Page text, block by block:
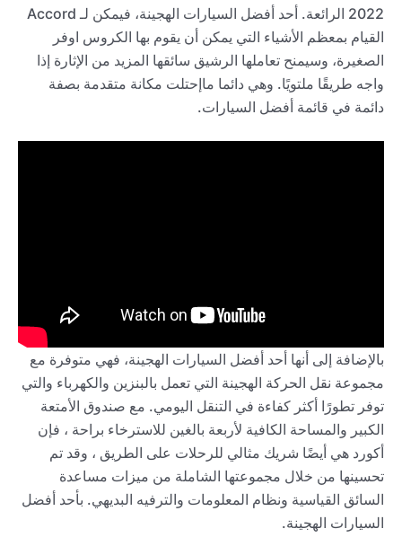
2022 الرائعة. أحد أفضل السيارات الهجينة، فيمكن لـ Accord
القيام بمعظم الأشياء التي يمكن أن يقوم بها الكروس اوفر
الصغيرة، وسيمنح تعاملها الرشيق سائقها المزيد من الإثارة إذا
واجه طريقًا ملتويًا. وهي دائما ماإحتلت مكانة متقدمة بصفة
دائمة في قائمة أفضل السيارات.
بالإضافة إلى أنها أحد أفضل السيارات الهجينة، فهي متوفرة مع
مجموعة نقل الحركة الهجينة التي تعمل بالبنزين والكهرباء والتي
توفر تطورًا أكثر كفاءة في التنقل اليومي. مع صندوق الأمتعة
الكبير والمساحة الكافية لأربعة بالغين للاسترخاء براحة ، فإن
أكورد هي أيضًا شريك مثالي للرحلات على الطريق ، وقد تم
تحسينها من خلال مجموعتها الشاملة من ميزات مساعدة
السائق القياسية ونظام المعلومات والترفيه البديهي. بأحد أفضل
السيارات الهجينة.